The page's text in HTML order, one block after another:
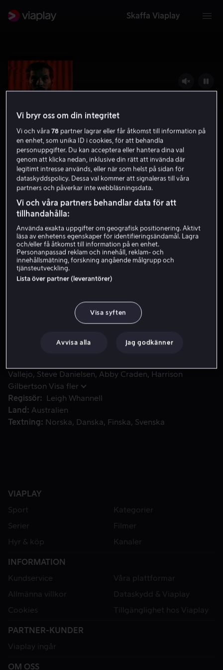
Skaffa Viaplay
Upgrade
Action 1 h 35 min
HD
Hyr 49 kr
Köp 69 kr
besluten att hämnas får han ett erbjudande om att
operera in ett chip i nacken som kan ta över hans kropp
Vallejo
Steve Danielsen Abby Craden
Harrison
Gilbertson Visa fler
Regissör
Leigh Whannell
Land
Australien
Textning
Norska Danska Finska Svenska
VIAPLAY
Sport
Kategorier
Serier
Filmer
Hyr & köp
Kanaler
INFORMATION
Kundservice
Våra plattformar
Allmänna villkor
Dataskydd & Viaplay
Cookies
Tillgänglighet hos Viaplay
PARTNER-KUNDER
Viaplay ingår
OM OSS
Vi bryr oss om din integritet
Vi och våra78 partner lagrar eller får åtkomst till information på
en enhet, som unika ID i cookies, för att behandla
personuppgifter. Du kan acceptera eller hantera dina val
genom att klicka nedan, inklusive din rätt att invända där
legitimt intresse används, eller när som helst på sidan för
dataskyddspolicy. Dessa val kommer att signaleras till våra
partners och påverkar inte webbläsningsdata.
Vi och våra partners behandlar data för att
tillhandahålla:
Använda exakta uppgifter om geografisk positionering. Aktivt
läsa av enhetens egenskaper för identifieringsändamål. Lagra
och/eller få åtkomst till information på en enhet.
Personanpassad reklam och innehåll, reklam- och
innehållsmätning, forskning angående målgrupp och
tjänsteutveckling.
Lista över partner (leverantörer)
Visa syften
Avvisa alla Jag godkänner